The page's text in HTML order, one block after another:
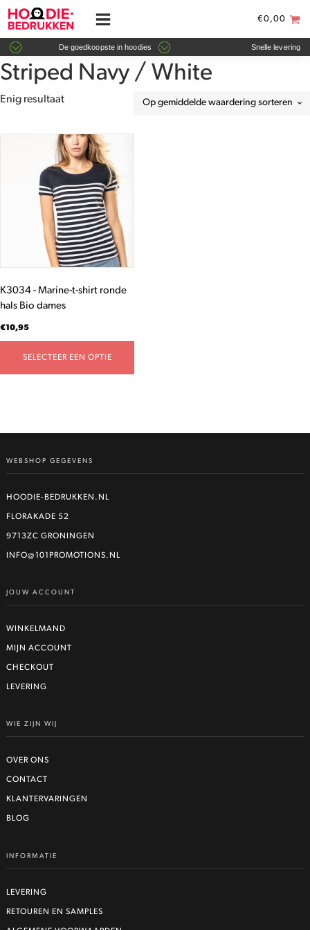
€0,00
De goedkoopste in hoodies Snelle levering
Striped Navy / White
Enig resultaat
K3034 - Marine-t-shirt ronde
hals Bio dames
€10,95
SELECTEER EEN OPTIE
meerdere
op
de
productpagina
WEBSHOP GEGEVENS
HOODIE-BEDRUKKEN.NL
FLORAKADE 52
9713ZC GRONINGEN
INFO@101PROMOTIONS.NL
JOUW ACCOUNT
WINKELMAND
MIJN ACCOUNT
CHECKOUT
LEVERING
WIE ZIJN WIJ
OVER ONS
CONTACT
KLANTERVARINGEN
BLOG
INFORMATIE
LEVERING
RETOUREN EN SAMPLES